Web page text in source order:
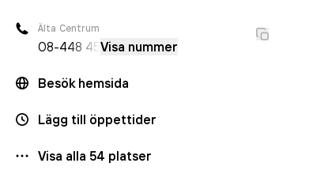
Älta Centrum
08-448 45 Visa nummer
Besök hemsida
Lägg till öppettider
Visa alla 54 platser